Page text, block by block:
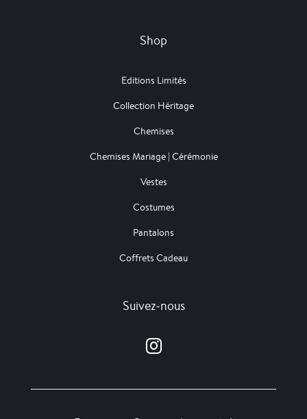
Shop
Editions Limités
Collection Héritage
Chemises
Chemises Mariage | Cérémonie
Vestes
Costumes
Pantalons
Coffrets Cadeau
Suivez-nous